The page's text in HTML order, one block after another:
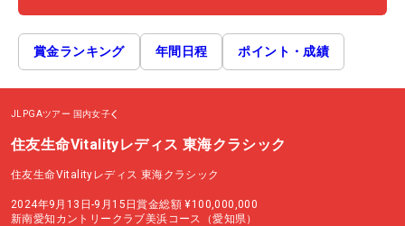
賞金ランキング 年間日程 ポイント・成績
JLPGAツアー 国内女子
住友生命Vitalityレディス 東海クラシック
住友生命Vitalityレディス 東海クラシック
2024年9月13日-9月15日賞金総額 ¥100,000,000
新南愛知カントリークラブ美浜コース（愛知県）